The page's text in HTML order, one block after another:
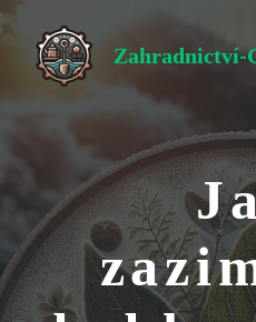
Přeskočit
obsah
Zahradnictví-